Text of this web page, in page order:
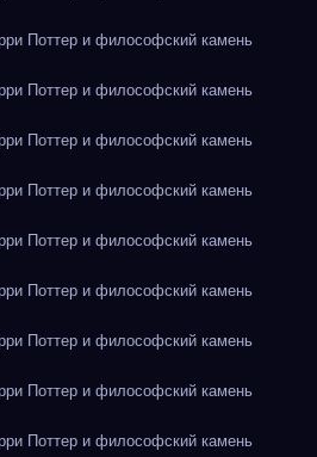
Поттер и философский камень
Поттер и философский камень
Поттер и философский камень
Поттер и философский камень
Поттер и философский камень
Поттер и философский камень
Поттер и философский камень
Поттер и философский камень
Поттер и философский камень